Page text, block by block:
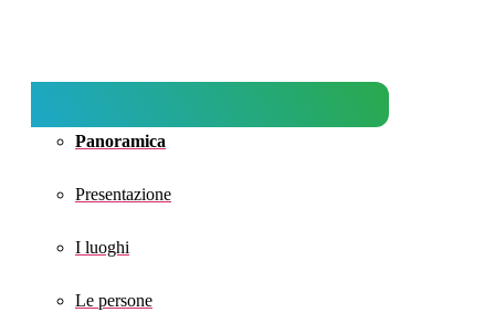
Panoramica
Presentazione
I luoghi
Le persone